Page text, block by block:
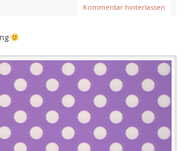
Kommentar hinterlassen